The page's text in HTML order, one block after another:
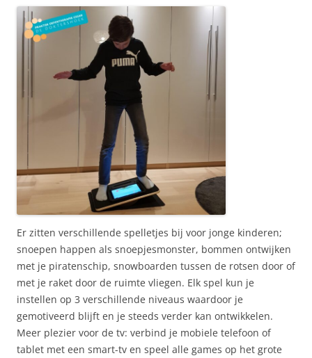
Er zitten verschillende spelletjes bij voor jonge kinderen;
snoepen happen als snoepjesmonster, bommen ontwijken
met je piratenschip, snowboarden tussen de rotsen door of
met je raket door de ruimte vliegen. Elk spel kun je
instellen op 3 verschillende niveaus waardoor je
gemotiveerd blijft en je steeds verder kan ontwikkelen.
Meer plezier voor de tv: verbind je mobiele telefoon of
tablet met een smart-tv en speel alle games op het grote